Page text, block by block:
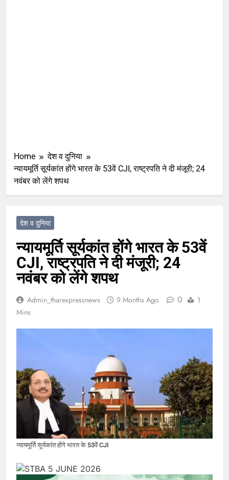
Home
देश व दुनिया
न्यायमूर्ति सूर्यकांत होंगे भारत के 53वें CJI, राष्ट्रपति ने दी मंजूरी; 24
नवंबर को लेंगे शपथ
देश व दुनिया
न्यायमूर्ति सूर्यकांत होंगे भारत के 53वें
CJI, राष्ट्रपति ने दी मंजूरी; 24
नवंबर को लेंगे शपथ
Admin_tharexpressnews 9 Months Ago 0
1
Mins
न्यायमूर्ति सूर्यकांत होंगे भारत के 53वें CJI